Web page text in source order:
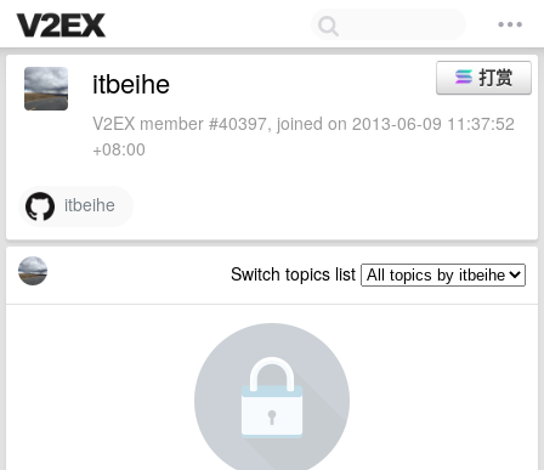
打赏
itbeihe
V2EX member #40397, joined on 2013-06-09 11:37:52
+08:00
itbeihe
Switch topics list